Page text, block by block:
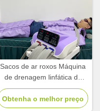
Sacos de ar roxos Máquina
de drenagem linfática de
pressoterapia 400w para
emagrecimento
Obtenha o melhor preço